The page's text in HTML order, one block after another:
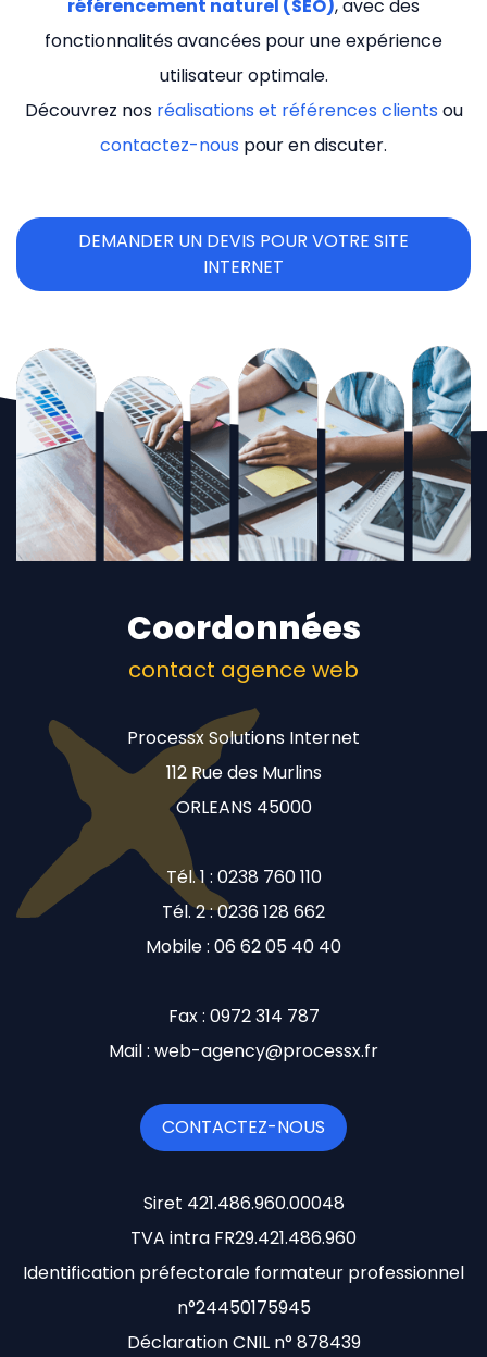
référencement naturel (SEO), avec des
fonctionnalités avancées pour une expérience
utilisateur optimale.
Découvrez nos réalisations et références clients ou
contactez-nous pour en discuter.
DEMANDER UN DEVIS POUR VOTRE SITE
INTERNET
Coordonnées
contact agence web
Processx Solutions Internet
112 Rue des Murlins
ORLEANS 45000
Tél. 1 : 0238 760 110
Tél. 2 : 0236 128 662
Mobile : 06 62 05 40 40
Fax : 0972 314 787
Mail : web-agency@processx.fr
CONTACTEZ-NOUS
Siret 421.486.960.00048
TVA intra FR29.421.486.960
Identification préfectorale formateur professionnel
n°24450175945
Déclaration CNIL n° 878439